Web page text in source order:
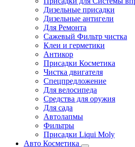
Дизельные присадки
Дизельные антигели
Для Ремонта
Сажевый Фильтр чистка
Клеи и герметики
Антикор
Присадки Косметика
Чистка двигателя
Спецпредложение
Для велосипеда
Средства для оружия
Для сада
Автолапмы
Фильтры
Присадки Liqui Moly
Авто Косметика